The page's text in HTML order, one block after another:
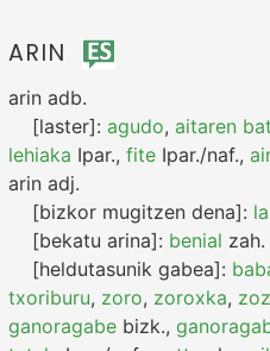
ARIN
arin adb.
[laster]: agudo, aitaren
lehiaka Ipar., fite Ipar./naf.,
arin adj.
[bizkor mugitzen dena]:
[bekatu arina]: benial zah.
[heldutasunik gabea]:
txoriburu, zoro, zoroxka,
ganoragabe bizk.,